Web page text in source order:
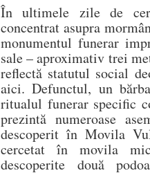
În ultimele zile de
concentrat asupra
monumentul funerar
sale – aproximativ trei
reflectă statutul social
aici. Defunctul, un
ritualul funerar specific
prezintă numeroase
descoperit în Movila
cercetat în movila
descoperite două